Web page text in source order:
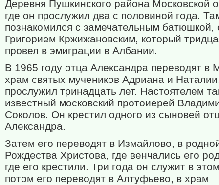
Деревня Пушкинского района Московской
где он прослужил два с половиной года.
познакомился с замечательным батюшкой,
Григорием Кржижановским, который
провел в эмиграции в Албании.
В 1965 году отца Александра переводят в
храм святых мучеников Адриана и
прослужил тринадцать лет. Настоятелем
известный московский протоиерей
Соколов. Он крестил одного из сыновей
Александра.
Затем его переводят в Измайлово, в
Рождества Христова, где венчались его
где его крестили. Три года он служит в
потом его переводят в Алтуфьево, в храм